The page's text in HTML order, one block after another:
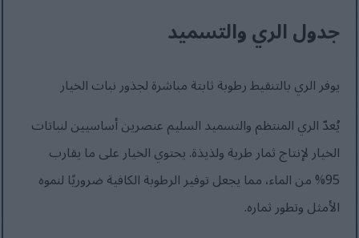
جدول الري والتسميد
يوفر الري بالتنقيط رطوبة ثابتة مباشرة لجذور نبات الخيار
يُعدّ الري المنتظم والتسميد السليم عنصرين أساسيين لنباتات
الخيار لإنتاج ثمار طرية ولذيذة. يحتوي الخيار على ما يقارب
95% من الماء، مما يجعل توفير الرطوبة الكافية ضروريًا لنموه
الأمثل وتطور ثماره.